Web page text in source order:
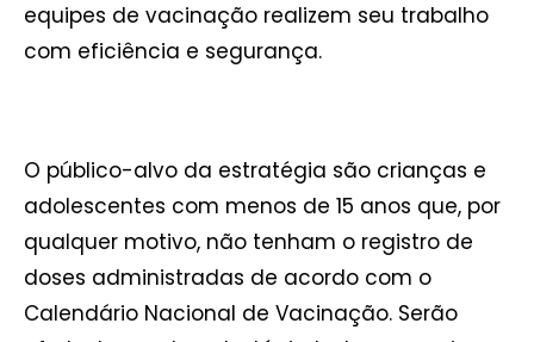
equipes de vacinação realizem seu trabalho
com eficiência e segurança.
O público-alvo da estratégia são crianças e
adolescentes com menos de 15 anos que, por
qualquer motivo, não tenham o registro de
doses administradas de acordo com o
Calendário Nacional de Vacinação. Serão